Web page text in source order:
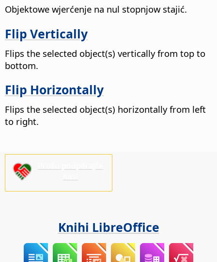
Objektowe wjerćenje na nul stopnjow stajić.
Flip Vertically
Flips the selected object(s) vertically from top to
bottom.
Flip Horizontally
Flips the selected object(s) horizontally from left
to right.
Knihi LibreOffice